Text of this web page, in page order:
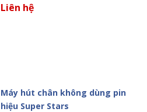
Liên hệ
Máy hút chân không dùng pin
hiệu Super Stars